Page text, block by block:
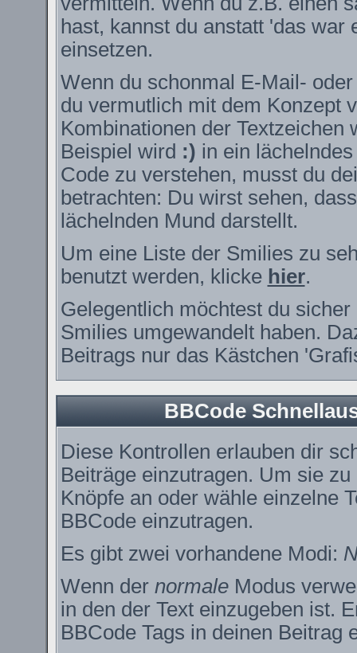
hast, kannst du anstatt 'das
einsetzen.
Wenn du schonmal E-Mail-
du vermutlich mit dem Konzept
Kombinationen der
Beispiel wird :) in ein
Code zu verstehen, musst du
betrachten: Du wirst sehen,
lächelnden Mund darstellt.
Um eine Liste der Smilies zu
benutzt werden, klicke hier.
Gelegentlich möchtest du
Smilies umgewandelt haben.
Beitrags nur das Kästchen
BBCode
Diese Kontrollen erlauben dir
Beiträge einzutragen. Um sie
Knöpfe an oder wähle einzelne
BBCode einzutragen.
Es gibt zwei vorhandene Modi:
Wenn der normaleModus
in den der Text einzugeben ist.
BBCode Tags in deinen Beitrag